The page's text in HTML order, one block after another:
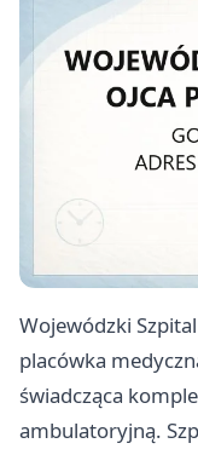
Wojewódzki
placówka
świadcząca
ambulatoryjną.